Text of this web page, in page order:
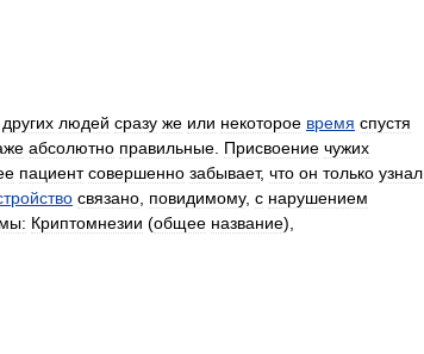
других людей сразу же или некоторое время спустя
абсолютно правильные Присвоение чужих
пациент совершенно забывает, что он только узнал
связано повидимому, с нарушением
Криптомнезии (общее название),